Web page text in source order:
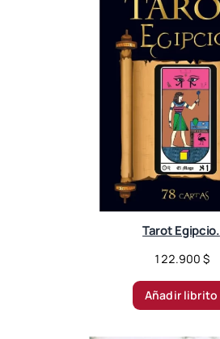
Tarot Egipcio.
122.900 $
Añadir librito